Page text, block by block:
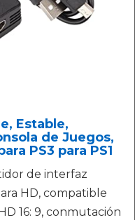
Estable,
de Juegos,
PS3 para PS1
de interfaz
HD, compatible
16: 9, conmutación